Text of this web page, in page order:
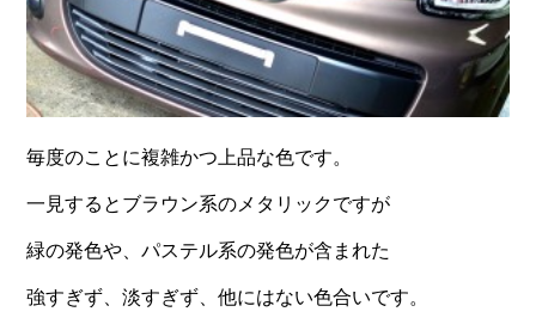
毎度のことに複雑かつ上品な色です。
一見するとブラウン系のメタリックですが
緑の発色や、パステル系の発色が含まれた
強すぎず、淡すぎず、他にはない色合いです。